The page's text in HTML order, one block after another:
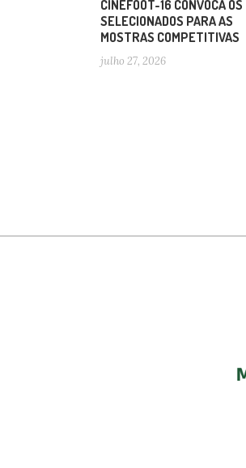
CINEFOOT-16 CONVOCA OS
SELECIONADOS PARA AS
MOSTRAS COMPETITIVAS
julho 27, 2026